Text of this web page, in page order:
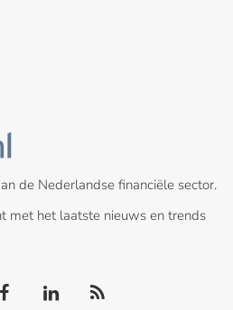
de Nederlandse financiële sector.
met het laatste nieuws en trends